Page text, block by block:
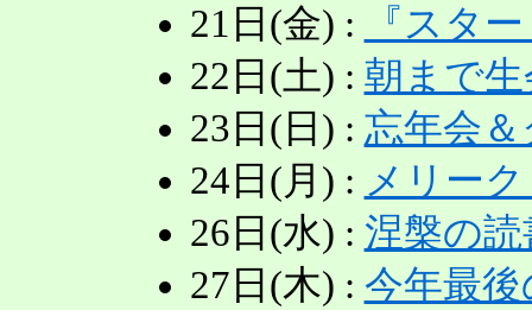
21日(金) :
『スタ
22日(土) : 朝まで生
23日(日) : 忘年会
24日(月) : メリー
26日(水) : 涅槃の読
27日(木) : 今年最